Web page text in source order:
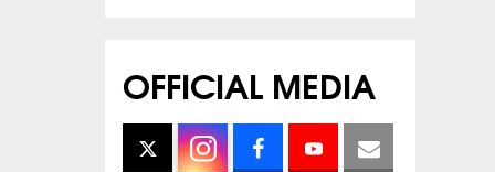
OFFICIAL MEDIA